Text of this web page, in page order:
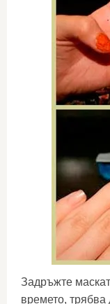
Задръжте
времето, трябва